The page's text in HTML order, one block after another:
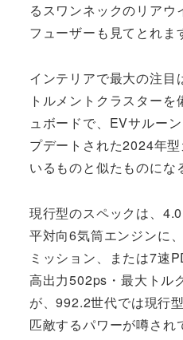
るスワンネックのリアウ
フューザーも見てとれま
インテリアで最大の注目
トルメントクラスター
ュボードで、EVサルー
プデートされた2024年
いるものと似たものにな
現行型のスペックは、
平対向6気筒エンジンに
ミッション、または7速
高出力502ps・最大トル
が、992.2世代では現行
匹敵するパワーが噂され